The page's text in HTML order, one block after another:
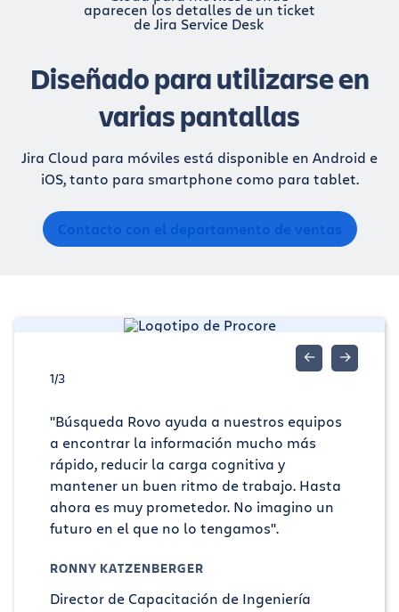
Diseñado para utilizarse en
varias pantallas
Jira Cloud para móviles está disponible en Android e
iOS, tanto para smartphone como para tablet.
Contacto con el departamento de ventas
1/3
"Búsqueda Rovo ayuda a nuestros equipos
a encontrar la información mucho más
rápido, reducir la carga cognitiva y
mantener un buen ritmo de trabajo. Hasta
ahora es muy prometedor. No imagino un
futuro en el que no lo tengamos".
RONNY KATZENBERGER
Director de Capacitación de Ingeniería
← →